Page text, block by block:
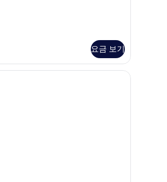
요금 보기
The Azur Suite | 고급 침구, 오리/거위털 이불,